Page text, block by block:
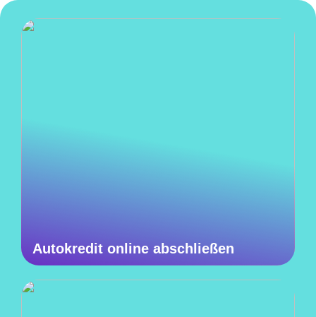
Autokredit online abschließen